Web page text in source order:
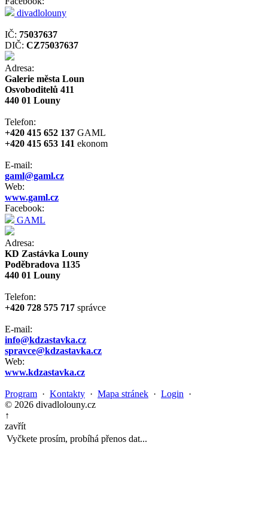
divadlolouny
IČ: 75037637
DIČ: CZ75037637
Adresa:
Galerie města Loun
Osvoboditelů 411
440 01 Louny
Telefon:
+420 415 652 137 GAML
+420 415 653 141 ekonom
E-mail:
gaml@gaml.cz
Web:
www.gaml.cz
Facebook:
GAML
Adresa:
KD Zastávka Louny
Poděbradova 1135
440 01 Louny
Telefon:
+420 728 575 717 správce
E-mail:
info@kdzastavka.cz
spravce@kdzastavka.cz
Web:
www.kdzastavka.cz
Program · Kontakty · Mapa stránek · Login ·
© 2026 divadlolouny.cz
↑
zavřít
Vyčkete prosím, probíhá přenos dat...